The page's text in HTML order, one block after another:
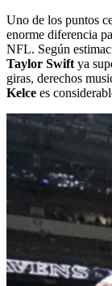
Uno de los puntos
enorme diferencia
NFL. Según
Taylor Swift ya
giras, derechos
Kelce es